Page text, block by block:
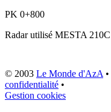
PK 0+800
Radar utilisé MESTA 210C
© 2003 Le Monde d'AzA•
confidentialité •
Gestion cookies